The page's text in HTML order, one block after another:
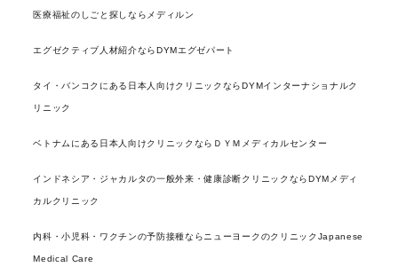
医療福祉のしごと探しならメディルン
エグゼクティブ人材紹介ならDYMエグゼパート
タイ・バンコクにある日本人向けクリニックならDYMインターナショナルク
リニック
ベトナムにある日本人向けクリニックならＤＹＭメディカルセンター
インドネシア・ジャカルタの一般外来・健康診断クリニックならDYMメディ
カルクリニック
内科・小児科・ワクチンの予防接種ならニューヨークのクリニックJapanese
Medical Care